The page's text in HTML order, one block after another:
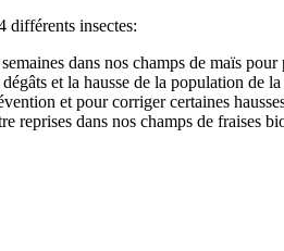
différents insectes:
dans nos champs de maïs
et la hausse de la population de
et pour corriger certaines
reprises dans nos champs de fraises